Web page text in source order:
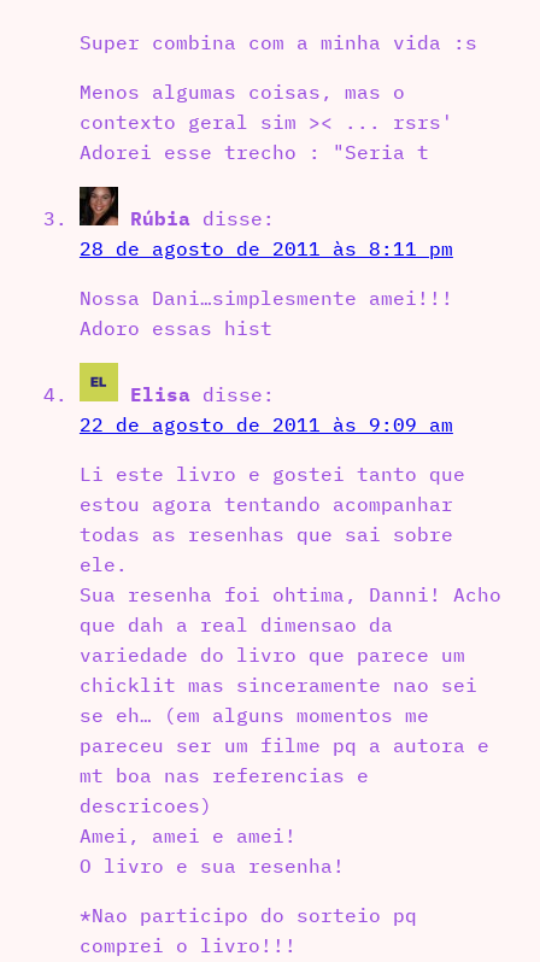
Super combina com a minha vida :s
Menos algumas coisas, mas o
contexto geral sim >< ... rsrs'
Adorei esse trecho : "Seria t
Rúbia disse:
28 de agosto de 2011 às 8:11 pm
Nossa Dani…simplesmente amei!!!
Adoro essas hist
Elisa disse:
22 de agosto de 2011 às 9:09 am
Li este livro e gostei tanto que
estou agora tentando acompanhar
todas as resenhas que sai sobre
ele.
Sua resenha foi ohtima, Danni! Acho
que dah a real dimensao da
variedade do livro que parece um
chicklit mas sinceramente nao sei
se eh… (em alguns momentos me
pareceu ser um filme pq a autora e
mt boa nas referencias e
descricoes)
Amei, amei e amei!
O livro e sua resenha!
*Nao participo do sorteio pq
comprei o livro!!!